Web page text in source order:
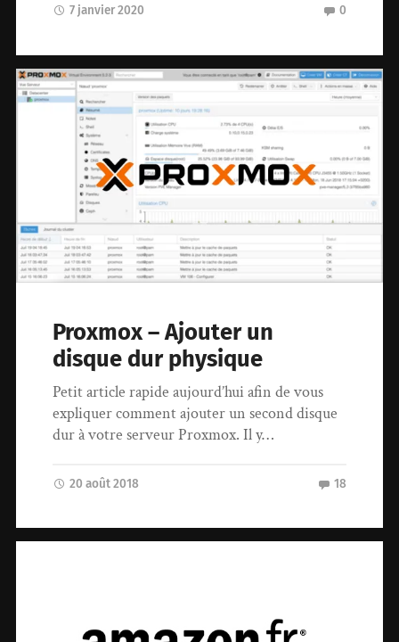
7 janvier 2020 0
Proxmox – Ajouter un
disque dur physique
Petit article rapide aujourd’hui afin de vous
expliquer comment ajouter un second disque
dur à votre serveur Proxmox. Il y…
20 août 2018 18